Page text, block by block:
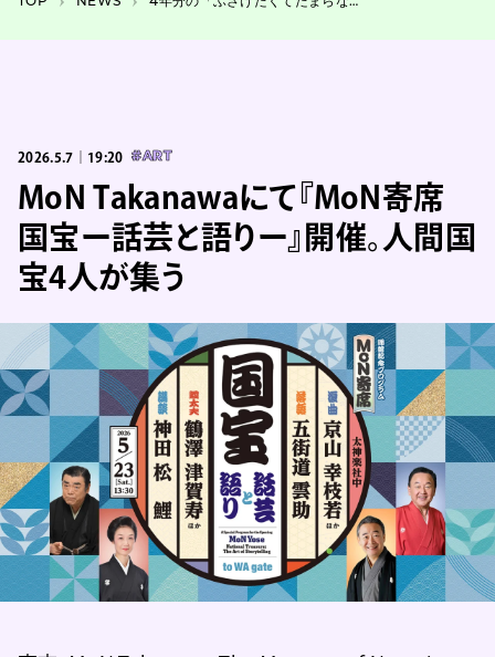
2026.5.7｜19:20 #ART
MoN Takanawaにて『MoN寄席
国宝ー話芸と語りー』開催。人間国
宝4人が集う